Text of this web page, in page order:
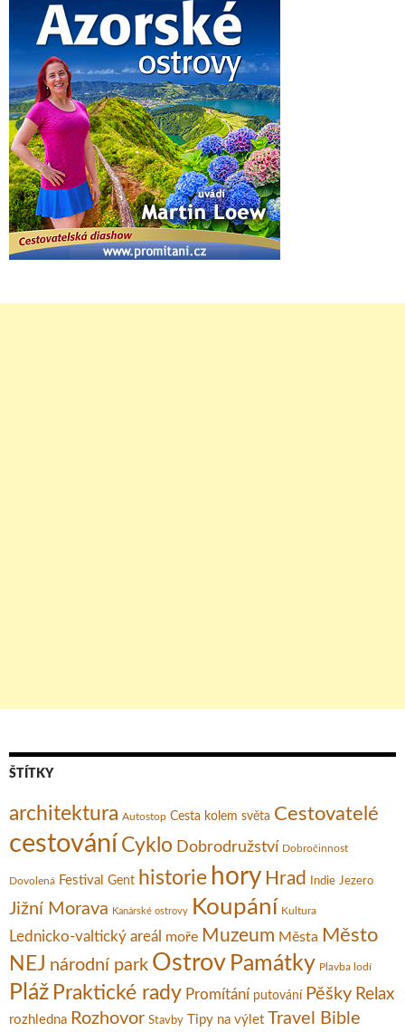
ŠTÍTKY
architektura Autostop Cesta kolem světa Cestovatelé
cestování Cyklo Dobrodružství Dobročinnost
Dovolená Festival Gent historie hory Hrad Indie Jezero
Jižní Morava Kanárské ostrovy Koupání Kultura
Lednicko-valtický areál moře Muzeum Města Město
NEJ národní park Ostrov Památky Plavba lodí
Pláž Praktické rady Promítání putování Pěšky Relax
rozhledna Rozhovor Stavby Tipy na výlet Travel Bible